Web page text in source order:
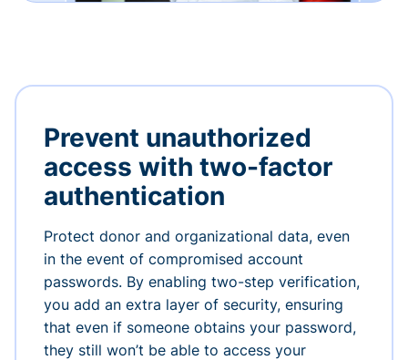
Prevent unauthorized
access with two-factor
authentication
Protect donor and organizational data, even
in the event of compromised account
passwords. By enabling two-step verification,
you add an extra layer of security, ensuring
that even if someone obtains your password,
they still won’t be able to access your